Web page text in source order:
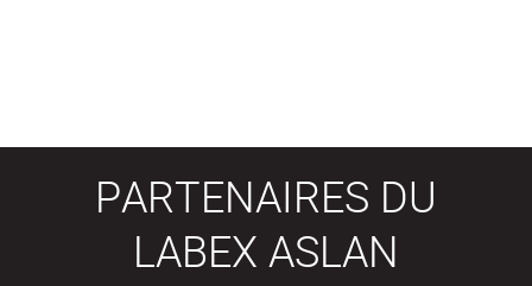
PARTENAIRES DU
LABEX ASLAN